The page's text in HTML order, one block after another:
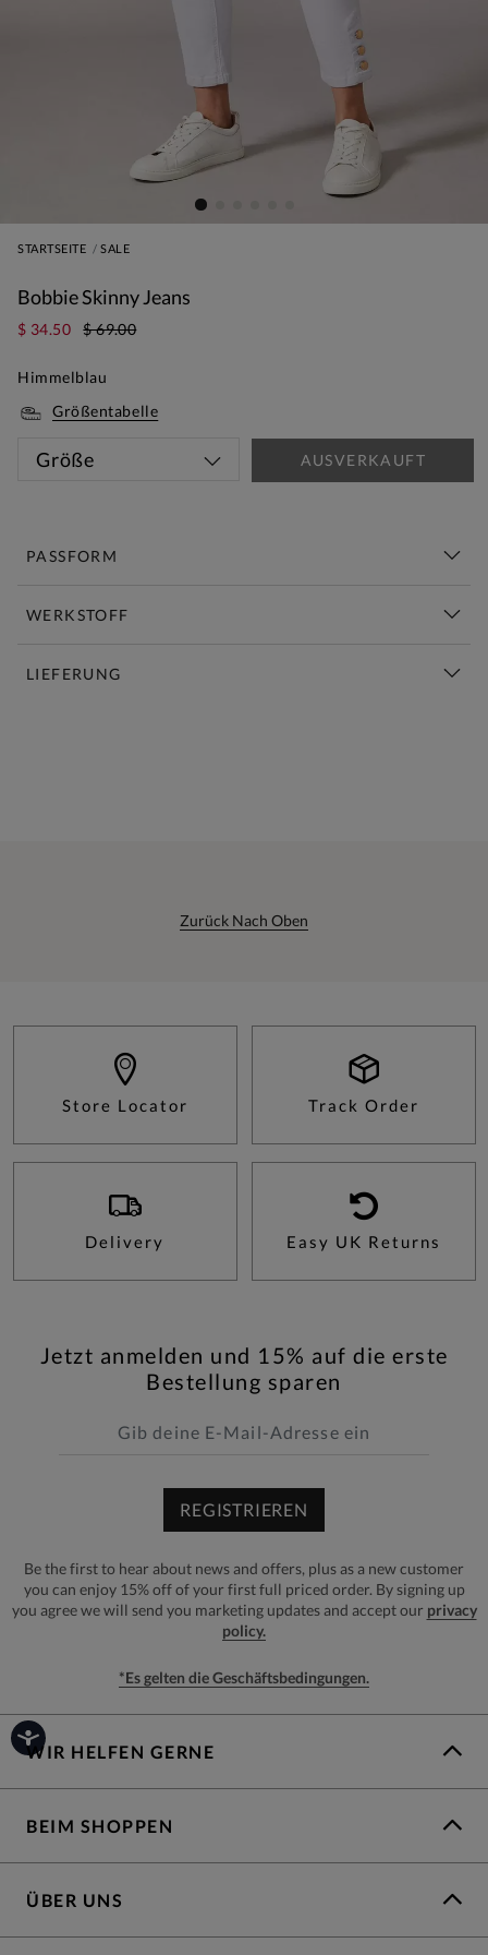
STARTSEITE SALE
Bobbie Skinny Jeans
$ 34.50 $ 69.00
Himmelblau
Größentabelle
Größe AUSVERKAUFT
PASSFORM
WERKSTOFF
LIEFERUNG
Zurück Nach Oben
Store Locator Track Order
Delivery Easy UK Returns
Jetzt anmelden und 15% auf die erste
Bestellung sparen
REGISTRIEREN
Be the first to hear about news and offers, plus as a new customer
you can enjoy 15% off of your first full priced order. By signing up
you agree we will send you marketing updates and accept our privacy
policy.
*Es gelten die Geschäftsbedingungen.
WIR HELFEN GERNE
BEIM SHOPPEN
ÜBER UNS